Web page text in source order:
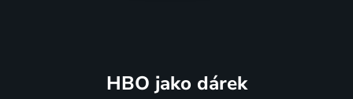
HBO jako dárek